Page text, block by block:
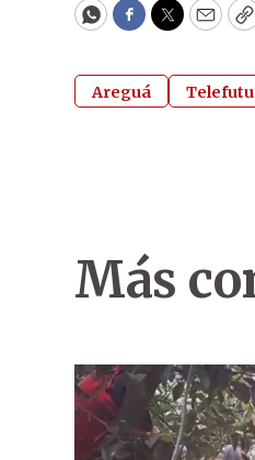
WhatsApp
Facebook
Twitter
Areguá
Más